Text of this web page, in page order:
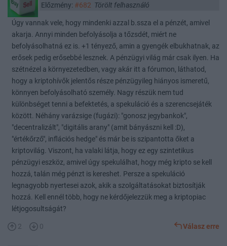
Előzmény: #682 Törölt felhasználó
Úgy vannak vele, hogy mindenki azzal b.ssza el a pénzét, amivel
akarja. Annyi minden befolyásolja a tőzsdét, miért ne
befolyásolhatná ez is. +1 tényező, amin a gyengék elbukhatnak, az
erősek pedig erősebbé lesznek. A pénzügyi világ már csak ilyen. Ha
szétnézel a környezetedben, vagy akár itt a fórumon, láthatod,
hogy a kriptohívők jelentős része pénzügyileg hiányos ismeretű,
könnyen befolyásolható személy. Nagy részük nem tud
különbséget tenni a befektetés, a spekuláció és a szerencsejáték
között. Néhány varázsige (fugázi): "gonosz jegybankok",
"decentralizált", "digitális arany" (amit bányászni kell :D),
"értékőrző", inflációs hedge" és már be is szipantotta őket a
kriptovilág. Viszont, ha valaki látja, hogy ez egy szintetikus
pénzügyi eszköz, amivel úgy spekulálhat, hogy még kripto se kell
hozzá, talán még pénzt is kereshet. Persze a spekuláció
legnagyobb nyertesei azok, akik a szolgáltatásokat biztosítják
hozzá. Kell ennél több, hogy ne kérdőjelezzük meg a kriptopiac
létjogosultságát?
2 0 Válasz erre